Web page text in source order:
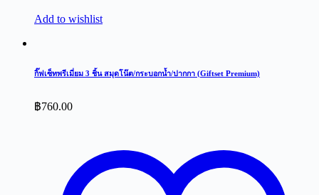
Add to wishlist
กิ๊ฟเซ็ทพรีเมี่ยม 3 ชิ้น สมุดโน๊ต/กระบอกน้ำ/ปากกา (Giftset Premium)
฿760.00